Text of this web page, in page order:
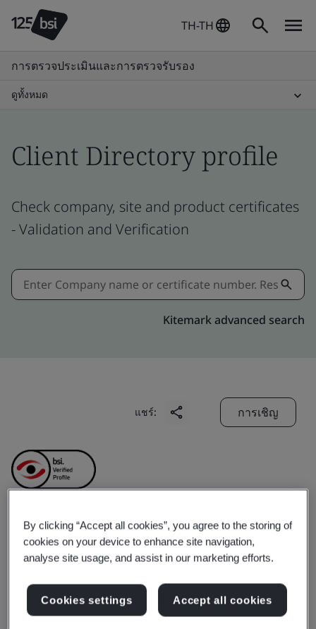
TH-TH
การตรวจประเมินและการตรวจรับรอง
ดูทั้งหมด
Client Directory profile
Check company, site and product certificates
- Validation and Verification
Kitemark advanced search
แชร์: การเชิญ
Daedong Korea Ginseng
Co., Ltd.
Business scope:The manufacture of sterilized red
By clicking “Accept all cookies”, you agree to the storing of
cookies on your device to enhance site navigation,
analyse site usage, and assist in our marketing efforts.
Cookies settings Accept all cookies